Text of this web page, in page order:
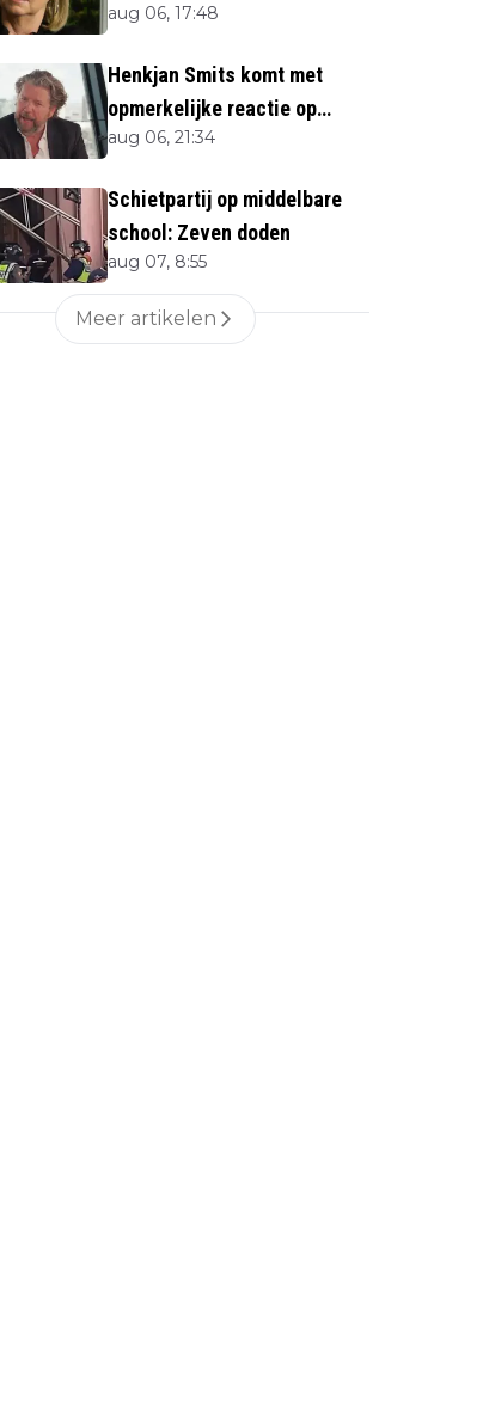
leeftijd overleden
aug 06, 17:48
Henkjan Smits komt met
opmerkelijke reactie op
overlijden Jerney Kaagman
aug 06, 21:34
Schietpartij op middelbare
school: Zeven doden
aug 07, 8:55
Meer artikelen